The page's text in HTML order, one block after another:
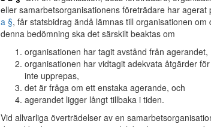
eller samarbetsorganisationens företrädare har
a §, får statsbidrag ändå lämnas till organisationen om
denna bedömning ska det särskilt beaktas om
organisationen har tagit avstånd från agerandet,
organisationen har vidtagit adekvata åtgärder
inte upprepas,
det är fråga om ett enstaka agerande, och
agerandet ligger långt tillbaka i tiden.
Vid allvarliga överträdelser av en